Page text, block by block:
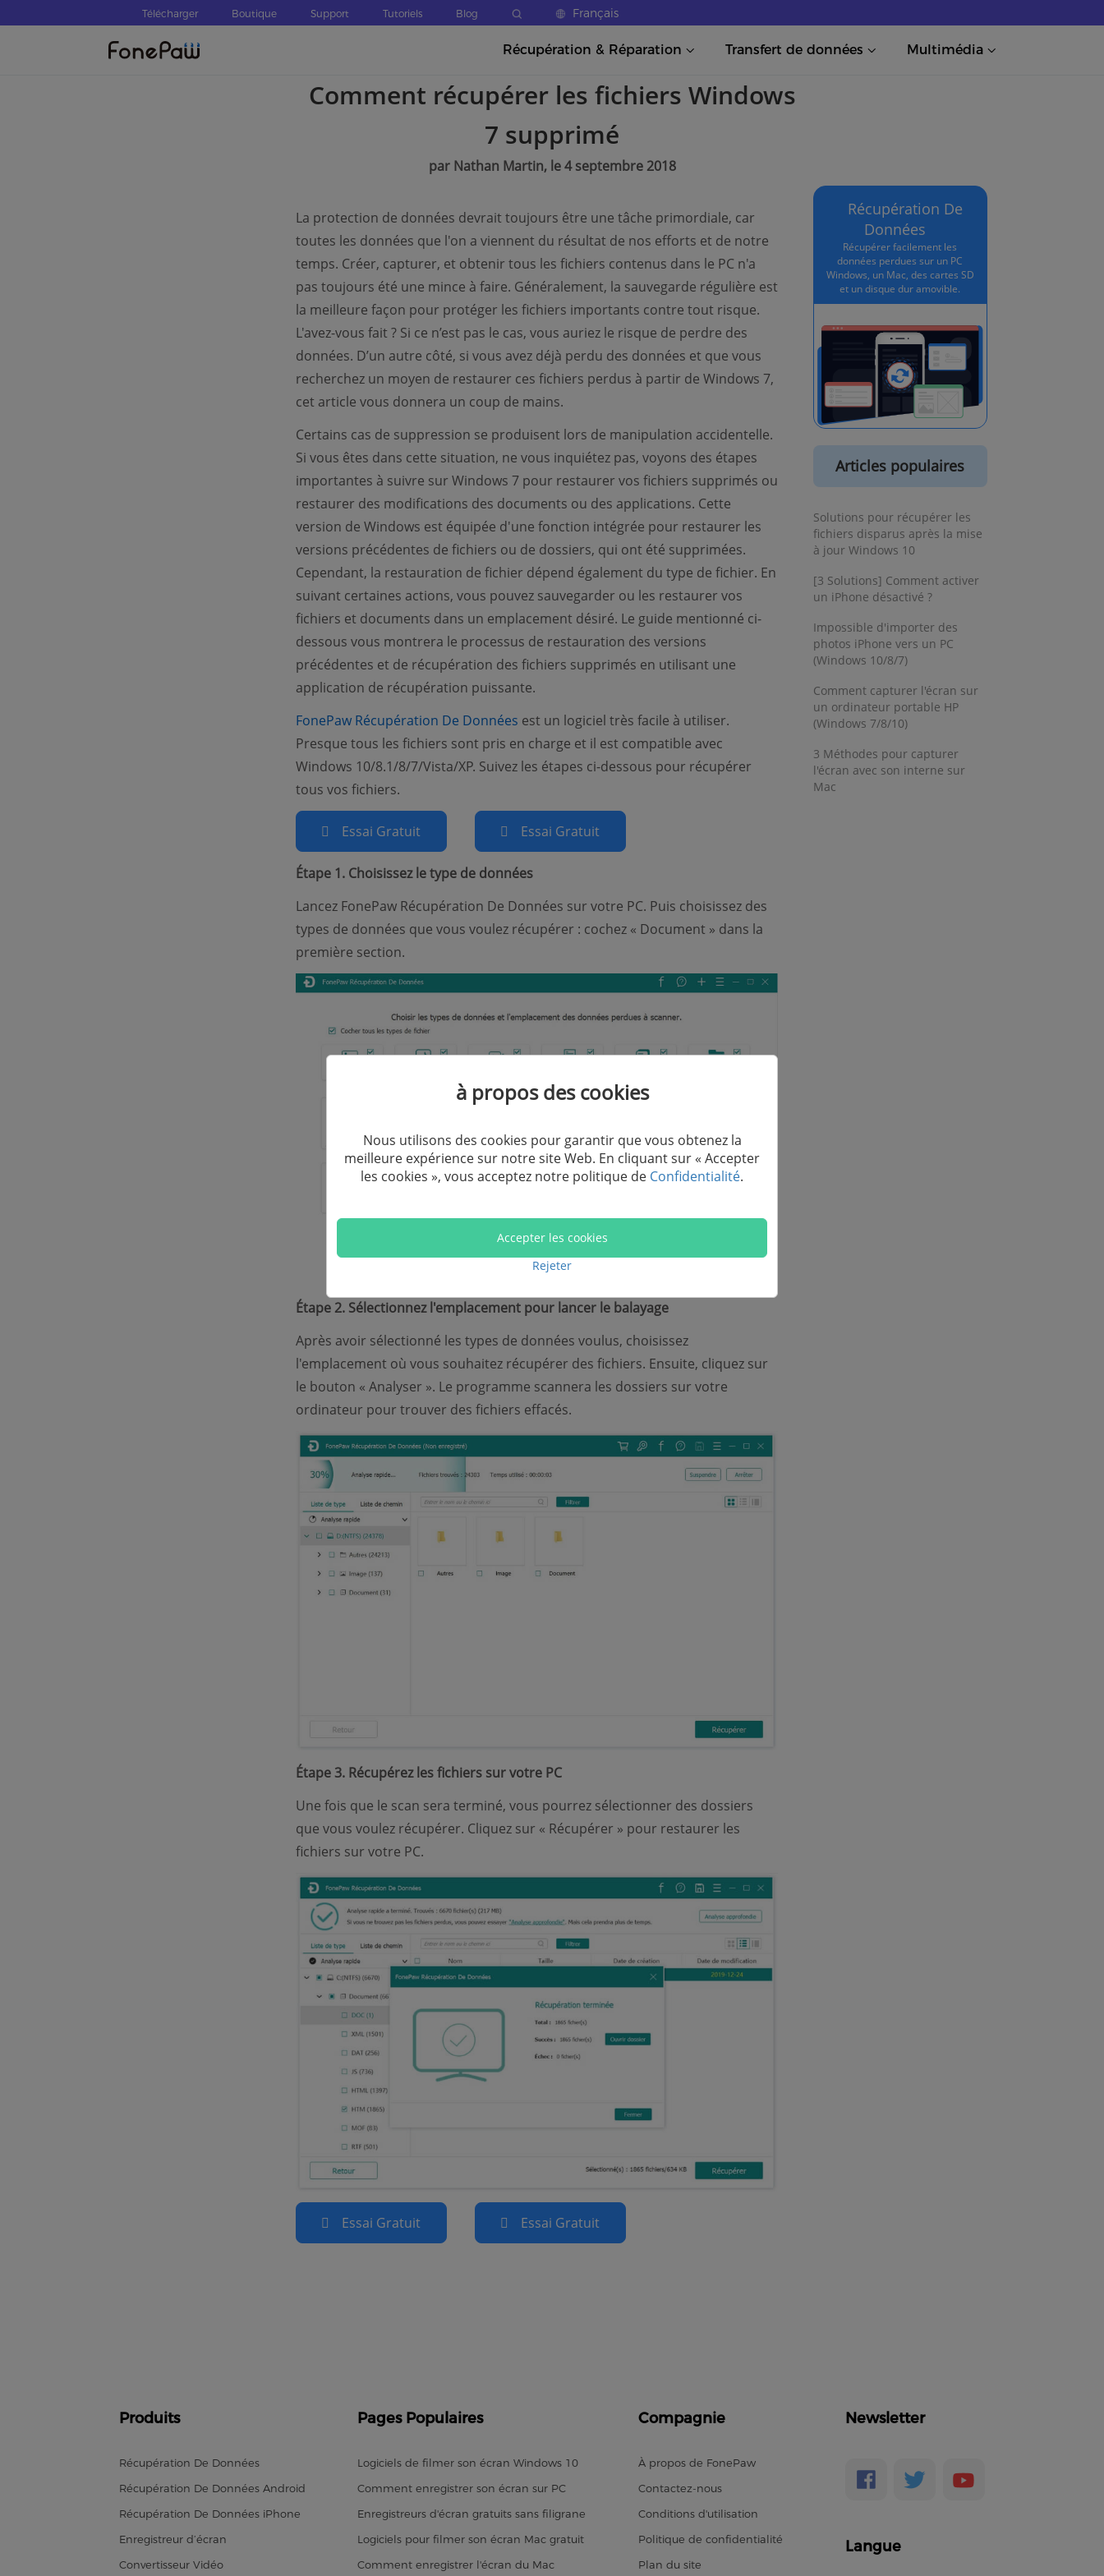
Télécharger Boutique Support Tutoriels Blog Français
Récupération & Réparation Transfert de données Multimédia
Comment récupérer les fichiers Windows
7 supprimé
par Nathan Martin, le 4 septembre 2018
La protection de données devrait toujours être une tâche primordiale, car
toutes les données que l'on a viennent du résultat de nos efforts et de notre
temps. Créer, capturer, et obtenir tous les fichiers contenus dans le PC n'a
pas toujours été une mince à faire. Généralement, la sauvegarde régulière est
la meilleure façon pour protéger les fichiers importants contre tout risque.
L'avez-vous fait ? Si ce n’est pas le cas, vous auriez le risque de perdre des
données. D’un autre côté, si vous avez déjà perdu des données et que vous
recherchez un moyen de restaurer ces fichiers perdus à partir de Windows 7,
cet article vous donnera un coup de mains.
Certains cas de suppression se produisent lors de manipulation accidentelle.
Si vous êtes dans cette situation, ne vous inquiétez pas, voyons des étapes
importantes à suivre sur Windows 7 pour restaurer vos fichiers supprimés ou
restaurer des modifications des documents ou des applications. Cette
version de Windows est équipée d'une fonction intégrée pour restaurer les
versions précédentes de fichiers ou de dossiers, qui ont été supprimées.
Cependant, la restauration de fichier dépend également du type de fichier. En
suivant certaines actions, vous pouvez sauvegarder ou les restaurer vos
fichiers et documents dans un emplacement désiré. Le guide mentionné ci-
dessous vous montrera le processus de restauration des versions
précédentes et de récupération des fichiers supprimés en utilisant une
application de récupération puissante.
FonePaw Récupération De Données (opens new window)
est un logiciel très facile à utiliser.
Presque tous les fichiers sont pris en charge et il est compatible avec
Windows 10/8.1/8/7/Vista/XP. Suivez les étapes ci-dessous pour récupérer
tous vos fichiers.
Essai Gratuit Essai Gratuit
Étape 1. Choisissez le type de données
Lancez FonePaw Récupération De Données sur votre PC. Puis choisissez des
types de données que vous voulez récupérer : cochez « Document » dans la
première section.
Étape 2. Sélectionnez l'emplacement pour lancer le balayage
Après avoir sélectionné les types de données voulus, choisissez
l'emplacement où vous souhaitez récupérer des fichiers. Ensuite, cliquez sur
le bouton « Analyser ». Le programme scannera les dossiers sur votre
ordinateur pour trouver des fichiers effacés.
Étape 3. Récupérez les fichiers sur votre PC
Une fois que le scan sera terminé, vous pourrez sélectionner des dossiers
que vous voulez récupérer. Cliquez sur « Récupérer » pour restaurer les
fichiers sur votre PC.
Essai Gratuit Essai Gratuit
Récupération De
Données
Récupérer facilement les
données perdues sur un PC
Windows, un Mac, des cartes SD
et un disque dur amovible.
Articles populaires
Solutions pour récupérer les
fichiers disparus après la mise
à jour Windows 10
[3 Solutions] Comment activer
un iPhone désactivé ?
Impossible d'importer des
photos iPhone vers un PC
(Windows 10/8/7)
Comment capturer l'écran sur
un ordinateur portable HP
(Windows 7/8/10)
3 Méthodes pour capturer
l'écran avec son interne sur
Mac
Produits
Récupération De Données
Récupération De Données Android
Récupération De Données iPhone
Enregistreur d’écran
Convertisseur Vidéo
Pages Populaires
Logiciels de filmer son écran Windows 10
Comment enregistrer son écran sur PC
Enregistreurs d'écran gratuits sans filigrane
Logiciels pour filmer son écran Mac gratuit
Comment enregistrer l'écran du Mac
Compagnie
À propos de FonePaw
Contactez-nous
Conditions d'utilisation
Politique de confidentialité
Plan du site
Newsletter
Langue
à propos des cookies
Nous utilisons des cookies pour garantir que vous obtenez la
meilleure expérience sur notre site Web. En cliquant sur « Accepter
les cookies », vous acceptez notre politique de Confidentialité.
Accepter les cookies
Rejeter